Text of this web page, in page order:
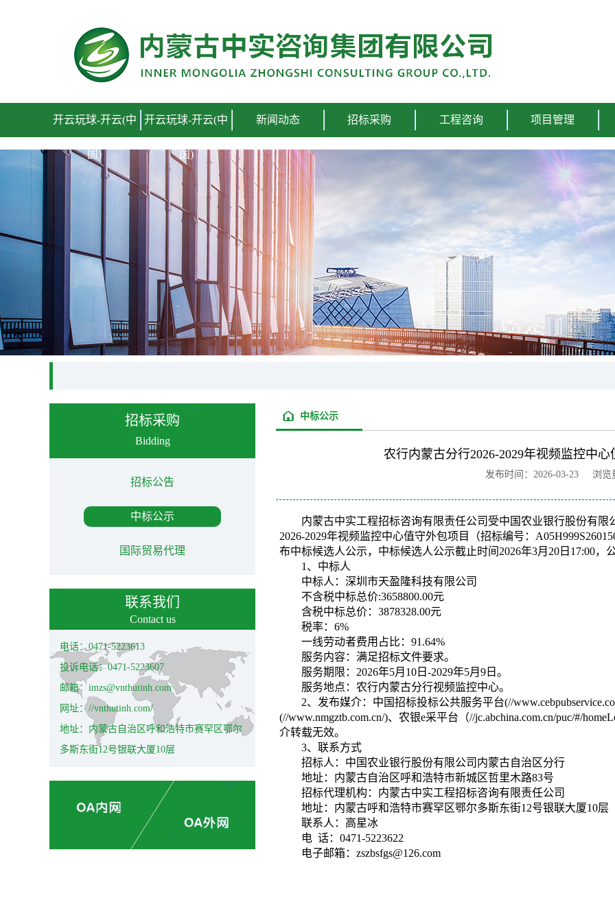
开云玩球-开云(中
国)
开云玩球-开云(中
国)
新闻动态 招标采购 工程咨询 项目管理
招标采购
Bidding
招标公告
中标公示
国际贸易代理
联系我们
Contact us
电话：0471-5223613
投诉电话：0471-5223607
邮箱：imzs@vnthutinh.com
网址：//vnthutinh.com/
地址：内蒙古自治区呼和浩特市赛罕区鄂尔
多斯东街12号银联大厦10层
中标公示
农行内蒙古分行2026-2029年视频监控中
发布时间：2026-03-23 浏览
内蒙古中实工程招标咨询有限责任公司受中国农业银行股份有
2026-2029年视频监控中心值守外包项目（招标编号：
布中标候选人公示，中标候选人公示截止时间2026年3月20日17:00
1、中标人
中标人：深圳市天盈隆科技有限公司
不含税中标总价:3658800.00元
含税中标总价：3878328.00元
税率：6%
一线劳动者费用占比：91.64%
服务内容：满足招标文件要求。
服务期限：2026年5月10日-2029年5月9日。
服务地点：农行内蒙古分行视频监控中心。
2、发布媒介：中国招标投标公共服务平台(//
(//www.nmgztb.com.cn/)、农银e采平台（//jc.abchina.com.cn/puc/#/
介转载无效。
3、联系方式
招标人：中国农业银行股份有限公司内蒙古自治区分行
地址：内蒙古自治区呼和浩特市新城区哲里木路83号
招标代理机构：内蒙古中实工程招标咨询有限责任公司
地址：内蒙古呼和浩特市赛罕区鄂尔多斯东街12号银联大厦10层
联系人：高星冰
电 话：0471-5223622
电子邮箱：zszbsfgs@126.com